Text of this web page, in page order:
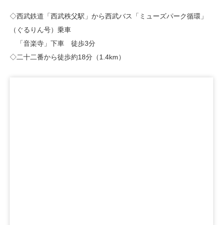
◇西武鉄道「西武秩父駅」から西武バス「ミューズパーク循環」
（ぐるりん号）乗車
「音楽寺」下車 徒歩3分
◇二十二番から徒歩約18分（1.4km）